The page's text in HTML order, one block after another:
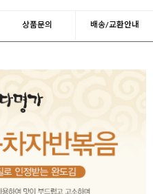
상품문의 배송/교환안내